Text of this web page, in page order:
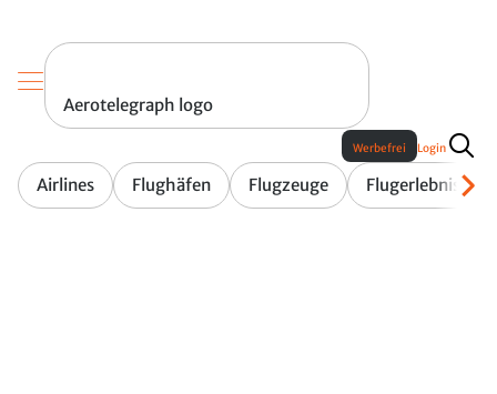
Aerotelegraph logo
Airlines Flughäfen Flugzeuge Flugerlebnis
Werbefrei Login